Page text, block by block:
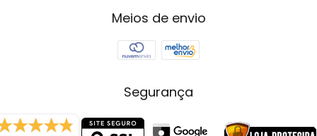
Meios de envio
Segurança